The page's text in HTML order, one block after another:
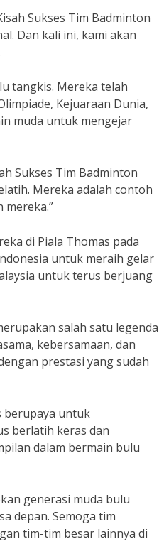
Sukses Tim Badminton
Dan kali ini, kami akan
tangkis. Mereka telah
Kejuaraan Dunia,
muda untuk mengejar
Sukses Tim Badminton
Mereka adalah contoh
di Piala Thomas pada
untuk meraih gelar
untuk terus berjuang
salah satu legenda
kebersamaan, dan
prestasi yang sudah
berupaya untuk
berlatih keras dan
dalam bermain bulu
generasi muda bulu
depan. Semoga tim
tim-tim besar lainnya di